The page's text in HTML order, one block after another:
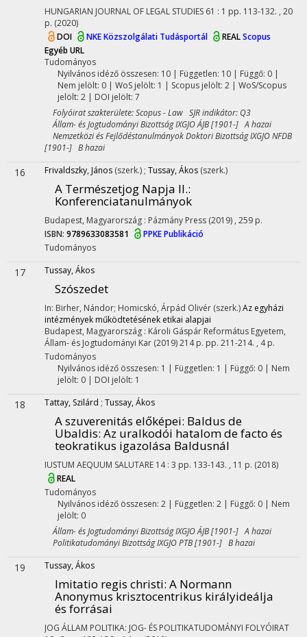
HUNGARIAN JOURNAL OF LEGAL STUDIES 61 : 1 pp. 113-132. , 20
p. (2020)
DOI
NKE Közszolgálati Tudásportál REALScopus
Egyéb URL
Tudományos
Nyilvános idéző összesen: 10| Független: 10 | Függő: 0 |
Nem jelölt: 0 | WoS jelölt: 1 | Scopus jelölt: 2 | WoS/Scopus
jelölt: 2 | DOI jelölt: 7
Folyóirat szakterülete: Scopus - Law SJR indikátor: Q3
Állam- és Jogtudományi Bizottság IXGJO ÁJB [1901-] A hazai
Nemzetközi és Fejlődéstanulmányok Doktori Bizottság IXGJO NFDB
[1901-] B hazai
16 Frivaldszky, János (szerk.) ; Tussay, Ákos (szerk.)
A Természetjog Napja II.:
Konferenciatanulmányok
Budapest, Magyarország : Pázmány Press (2019) , 259 p.
ISBN: 9789633083581
PPKE Publikáció
Tudományos
17 Tussay, Ákos
Szószedet
In: Birher, Nándor; Homicskó, Árpád Olivér (szerk.)Az egyházi
intézmények működtetésének etikai alapjai
Budapest, Magyarország : Károli Gáspár Református Egyetem,
Állam- és Jogtudományi Kar (2019)214 p. pp. 211-214. , 4 p.
Tudományos
Nyilvános idéző összesen: 1 | Független: 1 | Függő: 0 | Nem
jelölt: 0 | DOI jelölt: 1
18 Tattay, Szilárd ; Tussay, Ákos
A szuverenitás előképei: Baldus de
Ubaldis: Az uralkodói hatalom de facto és
teokratikus igazolása Baldusnál
IUSTUM AEQUUM SALUTARE 14: 3 pp. 133-143. , 11 p. (2018)
REAL
Tudományos
Nyilvános idéző összesen: 2| Független: 2 | Függő: 0 | Nem
jelölt: 0
Állam- és Jogtudományi Bizottság IXGJO ÁJB [1901-] A hazai
Politikatudományi Bizottság IXGJO PTB [1901-] B hazai
19 Tussay, Ákos
Imitatio regis christi: A Normann
Anonymus krisztocentrikus királyideálja
és forrásai
JOG ÁLLAM POLITIKA: JOG- ÉS POLITIKATUDOMÁNYI FOLYÓIRAT